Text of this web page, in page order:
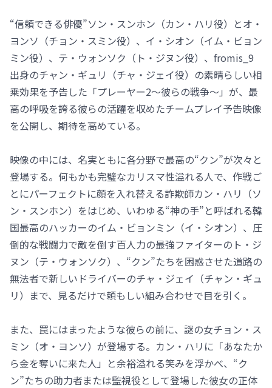
“信頼できる俳優”ソン・スンホン（カン・ハリ役）とオ・
ヨンソ（チョン・スミン役）、イ・シオン（イム・ビョン
ミン役）、テ・ウォンソク（ト・ジヌン役）、fromis_9
出身のチャン・ギュリ（チャ・ジェイ役）の素晴らしい相
乗効果を予告した「プレーヤー2～彼らの戦争～」が、最
高の呼吸を誇る彼らの活躍を収めたチームプレイ予告映像
を公開し、期待を高めている。
映像の中には、名実ともに各分野で最高の“クン”が次々と
登場する。何もかも完璧なカリスマ性溢れる人で、作戦ご
とにパーフェクトに顔を入れ替える詐欺師カン・ハリ（ソ
ン・スンホン）をはじめ、いわゆる“神の手”と呼ばれる韓
国最高のハッカーのイム・ビョンミン（イ・シオン）、圧
倒的な戦闘力で敵を倒す百人力の最強ファイターのト・ジ
ヌン（テ・ウォンソク）、“クン”たちを困惑させた道路の
無法者で新しいドライバーのチャ・ジェイ（チャン・ギュ
リ）まで、見るだけで頼もしい組み合わせで目を引く。
また、罠にはまったような彼らの前に、謎の女チョン・ス
ミン（オ・ヨンソ）が登場する。カン・ハリに「あなたか
ら金を奪いに来た人」と余裕溢れる笑みを浮かべ、“ク
ン”たちの助力者または監視役として登場した彼女の正体